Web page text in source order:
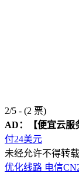
2/5 - (2 票)
AD：
【便宜云服
付24美元
未经允许不得转载
优化线路 电信